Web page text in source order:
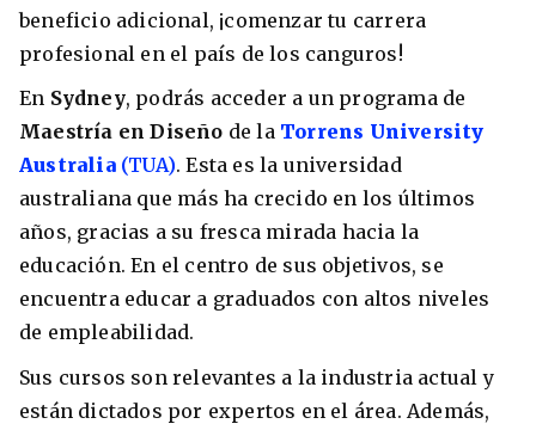
beneficio adicional, ¡comenzar tu carrera
profesional en el país de los canguros!
En Sydney, podrás acceder a un programa de
Maestría en Diseño de la Torrens University
Australia(TUA). Esta es la universidad
australiana que más ha crecido en los últimos
años, gracias a su fresca mirada hacia la
educación. En el centro de sus objetivos, se
encuentra educar a graduados con altos niveles
de empleabilidad.
Sus cursos son relevantes a la industria actual y
están dictados por expertos en el área. Además,